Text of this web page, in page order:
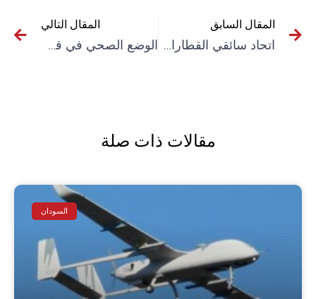
المقال السابق
اتحاد سائقي القطارات في ألمانيا يدعو إلى إضراب لستة أيام
المقال التالي
الوضع الصحي في قطاع غزة “كارثي” و20 ألف طفل وُلدوا “في الجحيم”
مقالات ذات صلة
السودان